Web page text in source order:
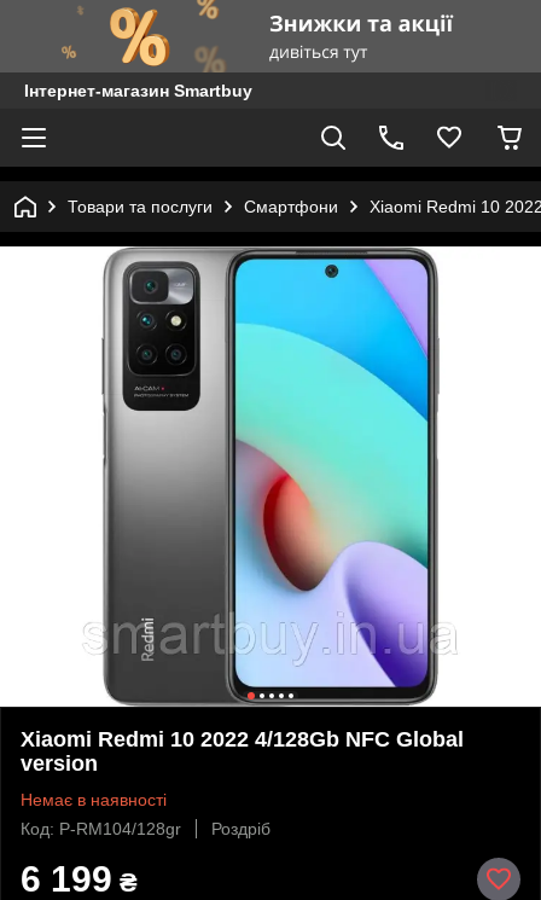
Інтернет-магазин Smartbuy
Товари та послуги Смартфони Xiaomi Redmi 10
Xiaomi Redmi 10 2022 4/128Gb NFC Global
version
Немає в наявності
Код: P-RM104/128gr
Роздріб
6 199 ₴